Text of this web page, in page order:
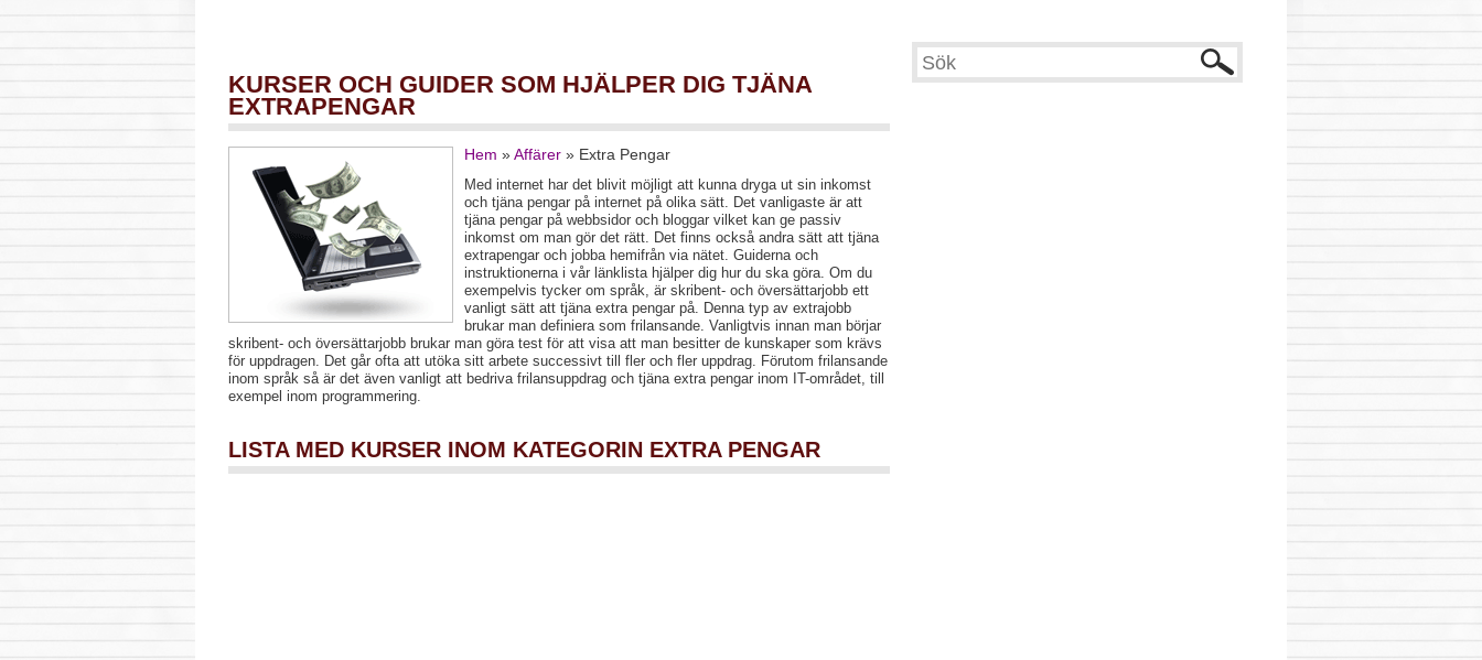
KURSER OCH GUIDER SOM HJÄLPER DIG TJÄNA
EXTRAPENGAR
Hem »Affärer » Extra Pengar
Med internet har det blivit möjligt att kunna dryga ut sin inkomst
och tjäna pengar på internet på olika sätt. Det vanligaste är att
tjäna pengar på webbsidor och bloggar vilket kan ge passiv
inkomst om man gör det rätt. Det finns också andra sätt att tjäna
extrapengar och jobba hemifrån via nätet. Guiderna och
instruktionerna i vår länklista hjälper dig hur du ska göra. Om du
exempelvis tycker om språk, är skribent- och översättarjobb ett
vanligt sätt att tjäna extra pengar på. Denna typ av extrajobb
brukar man definiera som frilansande. Vanligtvis innan man börjar
skribent- och översättarjobb brukar man göra test för att visa att man besitter de kunskaper som krävs
för uppdragen. Det går ofta att utöka sitt arbete successivt till fler och fler uppdrag. Förutom frilansande
inom språk så är det även vanligt att bedriva frilansuppdrag och tjäna extra pengar inom IT-området, till
exempel inom programmering.
LISTA MED KURSER INOM KATEGORIN EXTRA PENGAR